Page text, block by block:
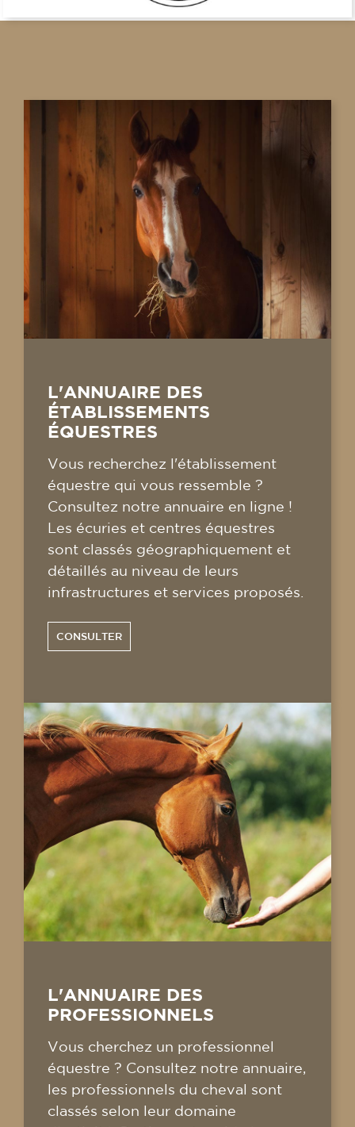
L'ANNUAIRE DES
ÉTABLISSEMENTS
ÉQUESTRES
Vous recherchez l'établissement
équestre qui vous ressemble ?
Consultez notre annuaire en ligne !
Les écuries et centres équestres
sont classés géographiquement et
détaillés au niveau de leurs
infrastructures et services proposés.
CONSULTER
L'ANNUAIRE DES
PROFESSIONNELS
Vous cherchez un professionnel
équestre ? Consultez notre annuaire,
les professionnels du cheval sont
classés selon leur domaine